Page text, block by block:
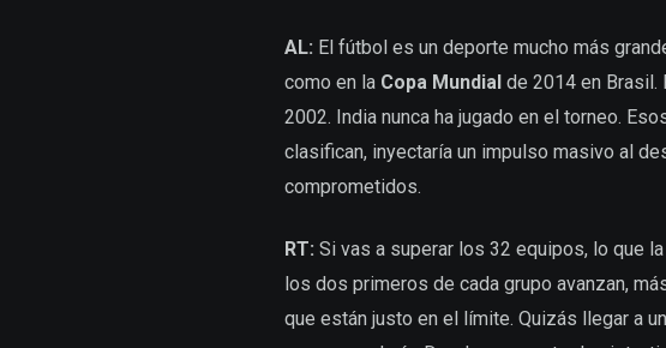
AL: El fútbol es un deporte mucho más
como en la Copa Mundial de 2014 en Brasil.
2002. India nunca ha jugado en el torneo.
clasifican, inyectaría un impulso masivo al
comprometidos.
RT: Si vas a superar los 32 equipos, lo que
los dos primeros de cada grupo avanzan,
que están justo en el límite. Quizás llegar a